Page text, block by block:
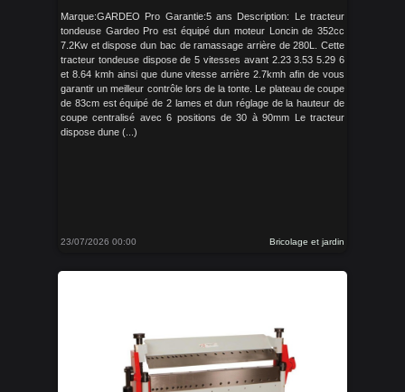
Marque:GARDEO Pro Garantie:5 ans Description: Le tracteur
tondeuse Gardeo Pro est équipé dun moteur Loncin de 352cc
7.2Kw et dispose dun bac de ramassage arrière de 280L. Cette
tracteur tondeuse dispose de 5 vitesses avant 2.23 3.53 5.29 6
et 8.64 kmh ainsi que dune vitesse arrière 2.7kmh afin de vous
garantir un meilleur contrôle lors de la tonte. Le plateau de coupe
de 83cm est équipé de 2 lames et dun réglage de la hauteur de
coupe centralisé avec 6 positions de 30 à 90mm Le tracteur
dispose dune (...)
23/07/2026 00:00 Bricolage et jardin